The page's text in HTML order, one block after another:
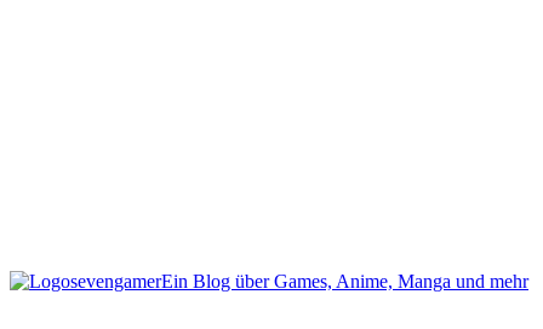
sevengamerEin Blog über Games, Anime, Manga und mehr